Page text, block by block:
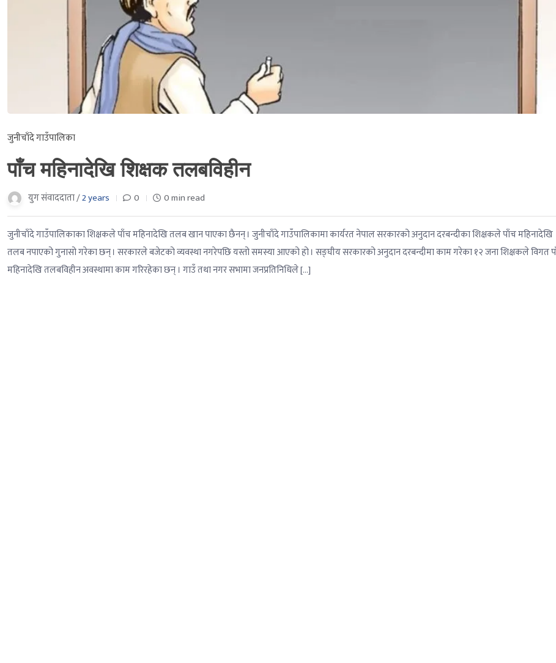
जुनीचाँदे गाउँपालिका
पाँच महिनादेखि शिक्षक तलबविहीन
युग संवाददाता /2 years 0 0 min read
जुनीचाँदे गाउँपालिकाका शिक्षकले पाँच महिनादेखि तलब खान पाएका छैनन् । जुनीचाँदे गाउँपालिकामा कार्यरत नेपाल सरकारको अनुदान दरबन्दीका शिक्षकले पाँच महिनादेखि
तलब नपाएको गुनासो गरेका छन् । सरकारले बजेटको व्यवस्था नगरेपछि यस्तो समस्या आएको हो । सङ्घीय सरकारको अनुदान दरबन्दीमा काम गरेका १२ जना शिक्षकले विगत
महिनादेखि तलबविहीन अवस्थामा काम गरिरहेका छन् । गाउँ तथा नगर सभामा जनप्रतिनिधिले […]